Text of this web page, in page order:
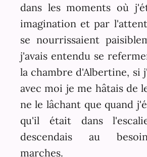
dans les moments où
imagination et par
se nourrissaient
j'avais entendu se
la chambre d'Albertine, si
avec moi je me hâtais de
ne le lâchant que quand
qu'il était dans
descendais au
marches.